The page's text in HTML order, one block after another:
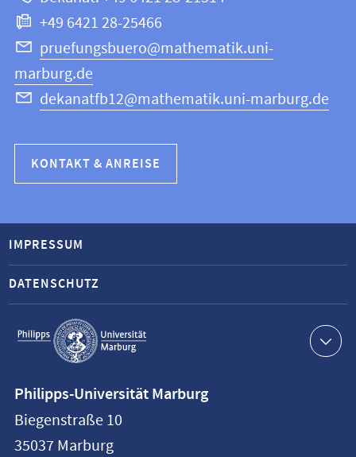
+49 6421 28-25466
pruefungsbuero@mathematik.uni-
marburg.de
dekanatfb12@mathematik.uni-marburg.de
KONTAKT & ANREISE
Service-
Navigation
IMPRESSUM
DATENSCHUTZ
Philipps-
Universität
Philipps-Universität Marburg
Biegenstraße 10
35037 Marburg